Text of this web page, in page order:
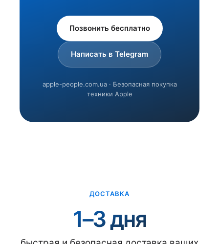
Позвонить бесплатно
Написать в Telegram
apple-people.com.ua · Безопасная покупка
техники Apple
ДОСТАВКА
1–3 дня